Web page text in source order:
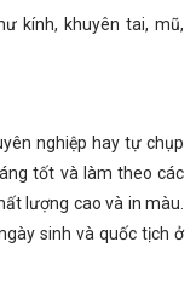
kính, khuyên tai, mũ,
nghiệp hay tự chụp
tốt và làm theo các
lượng cao và in màu.
sinh và quốc tịch ở